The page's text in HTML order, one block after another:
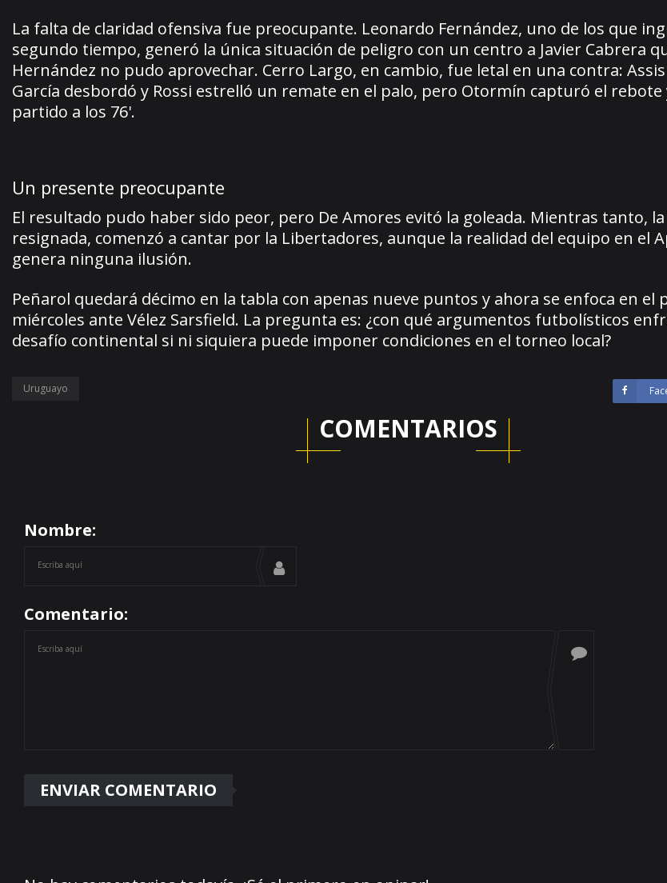
La falta de claridad ofensiva fue preocupante. Leonardo Fernández, uno de los que
segundo tiempo, generó la única situación de peligro con un centro a Javier Cabrera
Hernández no pudo aprovechar. Cerro Largo, en cambio, fue letal en una contra:
García desbordó y Rossi estrelló un remate en el palo, pero Otormín capturó el rebote
partido a los 76'.
Un presente preocupante
El resultado pudo haber sido peor, pero De Amores evitó la goleada. Mientras tanto,
resignada, comenzó a cantar por la Libertadores, aunque la realidad del equipo en el
genera ninguna ilusión.
Peñarol quedará décimo en la tabla con apenas nueve puntos y ahora se enfoca en el
miércoles ante Vélez Sarsfield. La pregunta es: ¿con qué argumentos futbolísticos
desafío continental si ni siquiera puede imponer condiciones en el torneo local?
Uruguayo
COMENTARIOS
Nombre:
Comentario: